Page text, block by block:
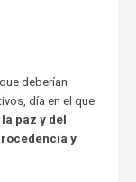
deberían
día en el que
paz y del
y